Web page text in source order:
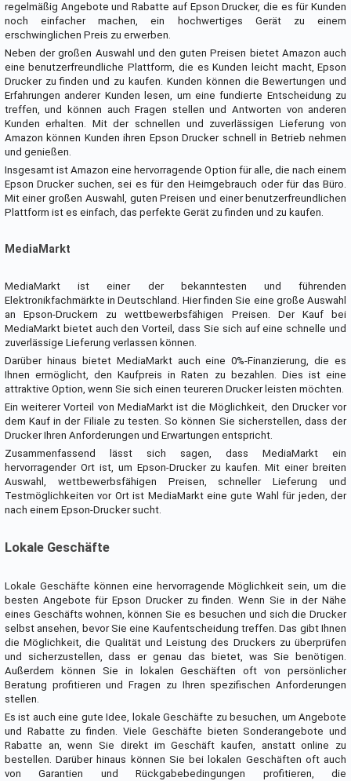
regelmäßig Angebote und Rabatte auf Epson Drucker, die es für Kunden
noch einfacher machen, ein hochwertiges Gerät zu einem
erschwinglichen Preis zu erwerben.
Neben der großen Auswahl und den guten Preisen bietet Amazon auch
eine benutzerfreundliche Plattform, die es Kunden leicht macht, Epson
Drucker zu finden und zu kaufen. Kunden können die Bewertungen und
Erfahrungen anderer Kunden lesen, um eine fundierte Entscheidung zu
treffen, und können auch Fragen stellen und Antworten von anderen
Kunden erhalten. Mit der schnellen und zuverlässigen Lieferung von
Amazon können Kunden ihren Epson Drucker schnell in Betrieb nehmen
und genießen.
Insgesamt ist Amazon eine hervorragende Option für alle, die nach einem
Epson Drucker suchen, sei es für den Heimgebrauch oder für das Büro.
Mit einer großen Auswahl, guten Preisen und einer benutzerfreundlichen
Plattform ist es einfach, das perfekte Gerät zu finden und zu kaufen.
MediaMarkt
MediaMarkt ist einer der bekanntesten und führenden
Elektronikfachmärkte in Deutschland. Hier finden Sie eine große Auswahl
an Epson-Druckern zu wettbewerbsfähigen Preisen. Der Kauf bei
MediaMarkt bietet auch den Vorteil, dass Sie sich auf eine schnelle und
zuverlässige Lieferung verlassen können.
Darüber hinaus bietet MediaMarkt auch eine 0%-Finanzierung, die es
Ihnen ermöglicht, den Kaufpreis in Raten zu bezahlen. Dies ist eine
attraktive Option, wenn Sie sich einen teureren Drucker leisten möchten.
Ein weiterer Vorteil von MediaMarkt ist die Möglichkeit, den Drucker vor
dem Kauf in der Filiale zu testen. So können Sie sicherstellen, dass der
Drucker Ihren Anforderungen und Erwartungen entspricht.
Zusammenfassend lässt sich sagen, dass MediaMarkt ein
hervorragender Ort ist, um Epson-Drucker zu kaufen. Mit einer breiten
Auswahl, wettbewerbsfähigen Preisen, schneller Lieferung und
Testmöglichkeiten vor Ort ist MediaMarkt eine gute Wahl für jeden, der
nach einem Epson-Drucker sucht.
Lokale Geschäfte
Lokale Geschäfte können eine hervorragende Möglichkeit sein, um die
besten Angebote für Epson Drucker zu finden. Wenn Sie in der Nähe
eines Geschäfts wohnen, können Sie es besuchen und sich die Drucker
selbst ansehen, bevor Sie eine Kaufentscheidung treffen. Das gibt Ihnen
die Möglichkeit, die Qualität und Leistung des Druckers zu überprüfen
und sicherzustellen, dass er genau das bietet, was Sie benötigen.
Außerdem können Sie in lokalen Geschäften oft von persönlicher
Beratung profitieren und Fragen zu Ihren spezifischen Anforderungen
stellen.
Es ist auch eine gute Idee, lokale Geschäfte zu besuchen, um Angebote
und Rabatte zu finden. Viele Geschäfte bieten Sonderangebote und
Rabatte an, wenn Sie direkt im Geschäft kaufen, anstatt online zu
bestellen. Darüber hinaus können Sie bei lokalen Geschäften oft auch
von Garantien und Rückgabebedingungen profitieren, die